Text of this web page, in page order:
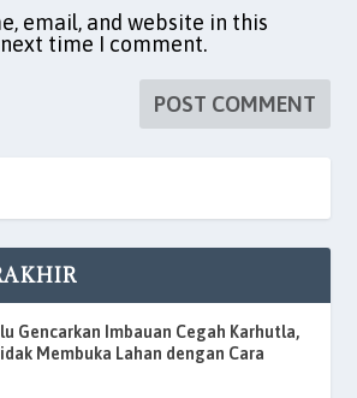
email, and website in this
time I comment.
Gencarkan Imbauan Cegah Karhutla,
Membuka Lahan dengan Cara